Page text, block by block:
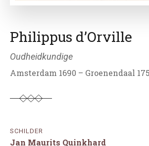
Philippus d’Orville
Oudheidkundige
Amsterdam 1690 – Groenendaal
SCHILDER
Jan Maurits Quinkhard